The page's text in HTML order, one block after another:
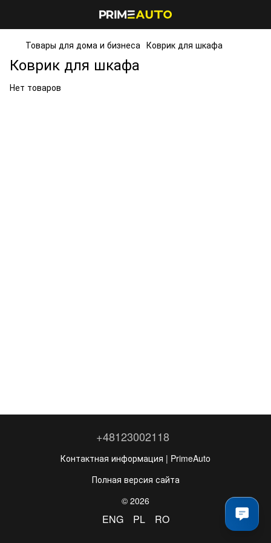
Товары для дома и бизнеса Коврик для шкафа
Коврик для шкафа
Нет товаров
+48123002118
Контактная информация | PrimeAuto
Полная версия сайта
© 2026
ENG PL RO